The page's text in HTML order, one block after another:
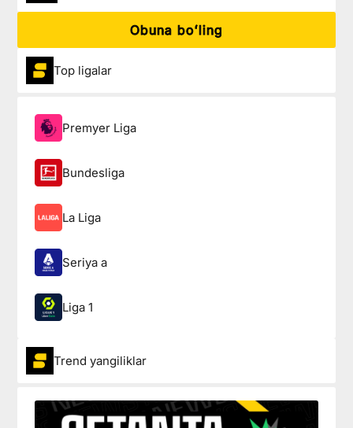
Obuna boʻling
Top ligalar
Premyer Liga
Bundesliga
La Liga
Seriya a
Liga 1
Trend yangiliklar